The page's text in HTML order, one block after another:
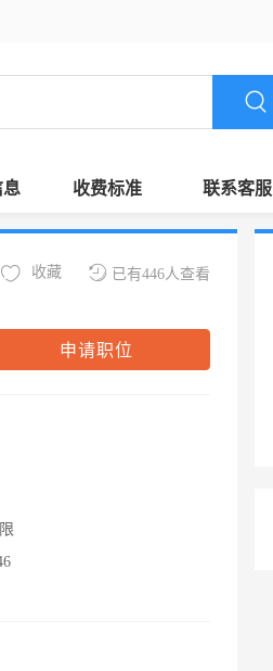
息 收费标准 联系客服
已有446人查看
收藏
申请职位